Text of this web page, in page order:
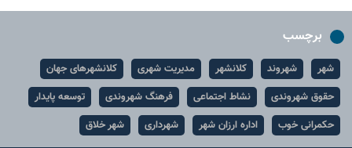
برچسب
شهر شهروند کلانشهر مدیریت شهری
کلانشهرهای جهان
حقوق شهروندی
نشاط اجتماعی فرهنگ شهروندی
توسعه پایدار
حکمرانی خوب
اداره ارزان شهر شهرداری شهر خلاق